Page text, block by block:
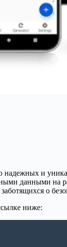
и
данными на
о
ниже: